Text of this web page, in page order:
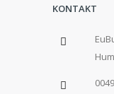
KONTAKT